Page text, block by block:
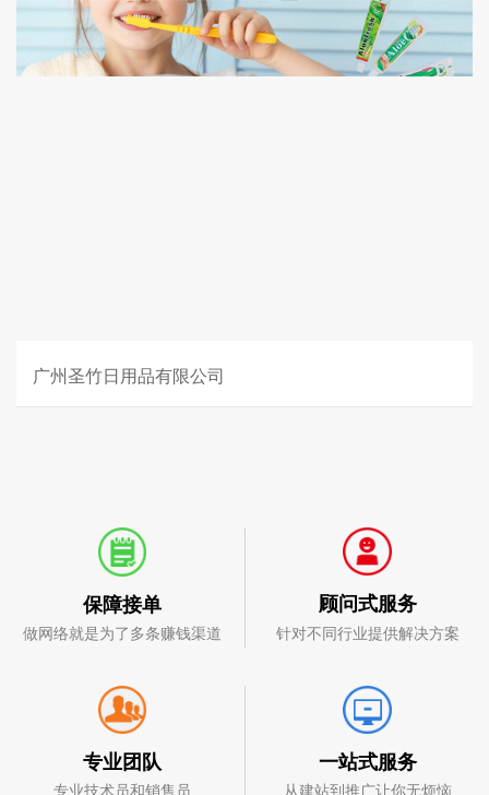
广州圣竹日用品有限公司
保障接单
做网络就是为了多条赚钱渠道
顾问式服务
针对不同行业提供解决方案
专业团队
专业技术员和销售员
一站式服务
从建站到推广让你无烦恼